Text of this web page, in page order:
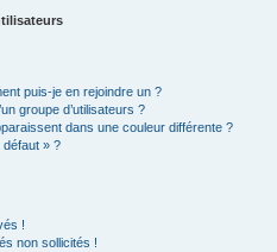
puis-je en rejoindre un ?
groupe d’utilisateurs ?
dans une couleur différente ?
défaut » ?
!
non sollicités !